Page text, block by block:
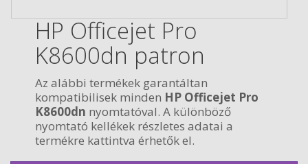
HP Officejet Pro
K8600dn patron
Az alábbi termékek garantáltan
kompatibilisek minden HP Officejet Pro
K8600dn nyomtatóval. A különböző
nyomtató kellékek részletes adatai a
termékre kattintva érhetők el.